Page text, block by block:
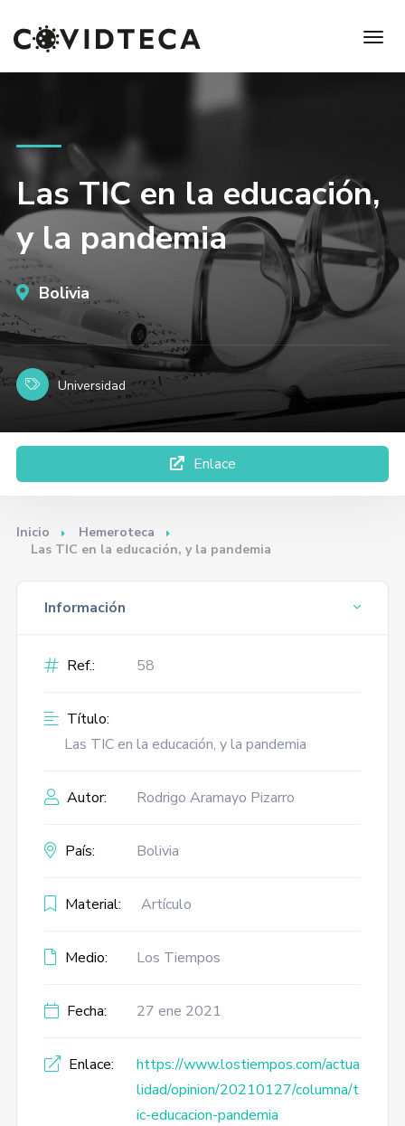
Las TIC en la educación,
y la pandemia
Bolivia
Universidad
Enlace
Inicio
Hemeroteca
Las TIC en la educación, y la pandemia
Información
Ref.: 58
Título:
Las TIC en la educación, y la pandemia
Autor: Rodrigo Aramayo Pizarro
País: Bolivia
Material: Artículo
Medio: Los Tiempos
Fecha: 27 ene 2021
Enlace:
https://www.lostiempos.com/actua
lidad/opinion/20210127/columna/t
ic-educacion-pandemia